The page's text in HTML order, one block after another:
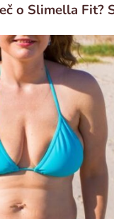
o Slimella Fit?